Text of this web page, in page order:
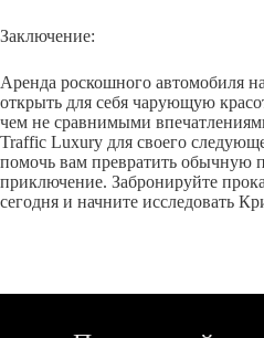
Заключение:
Аренда роскошного автомобиля
открыть для себя чарующую
чем не сравнимыми
Traffic Luxury для своего
помочь вам превратить обычную
приключение. Забронируйте
сегодня и начните исследовать